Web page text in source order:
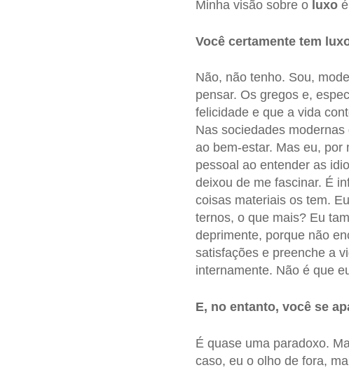
Minha visão sobre o luxoé
Você certamente tem
Não, não tenho. Sou,
pensar. Os gregos e,
felicidade e que a vida
Nas sociedades
ao bem-estar. Mas eu, por
pessoal ao entender as
deixou de me fascinar. É
coisas materiais os tem.
ternos, o que mais? Eu
deprimente, porque não
satisfações e preenche a
internamente. Não é que
E, no entanto, você se
É quase uma paradoxo.
caso, eu o olho de fora,